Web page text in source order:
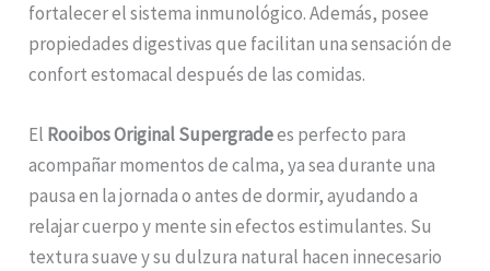
fortalecer el sistema inmunológico. Además, posee
propiedades digestivas que facilitan una sensación de
confort estomacal después de las comidas.
El Rooibos Original Supergradees perfecto para
acompañar momentos de calma, ya sea durante una
pausa en la jornada o antes de dormir, ayudando a
relajar cuerpo y mente sin efectos estimulantes. Su
textura suave y su dulzura natural hacen innecesario